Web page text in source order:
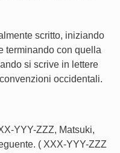
scritto, iniziando
terminando con quella
si scrive in lettere
occidentali.
YYY-ZZZ, Matsuki,
( XXX-YYY-ZZZ